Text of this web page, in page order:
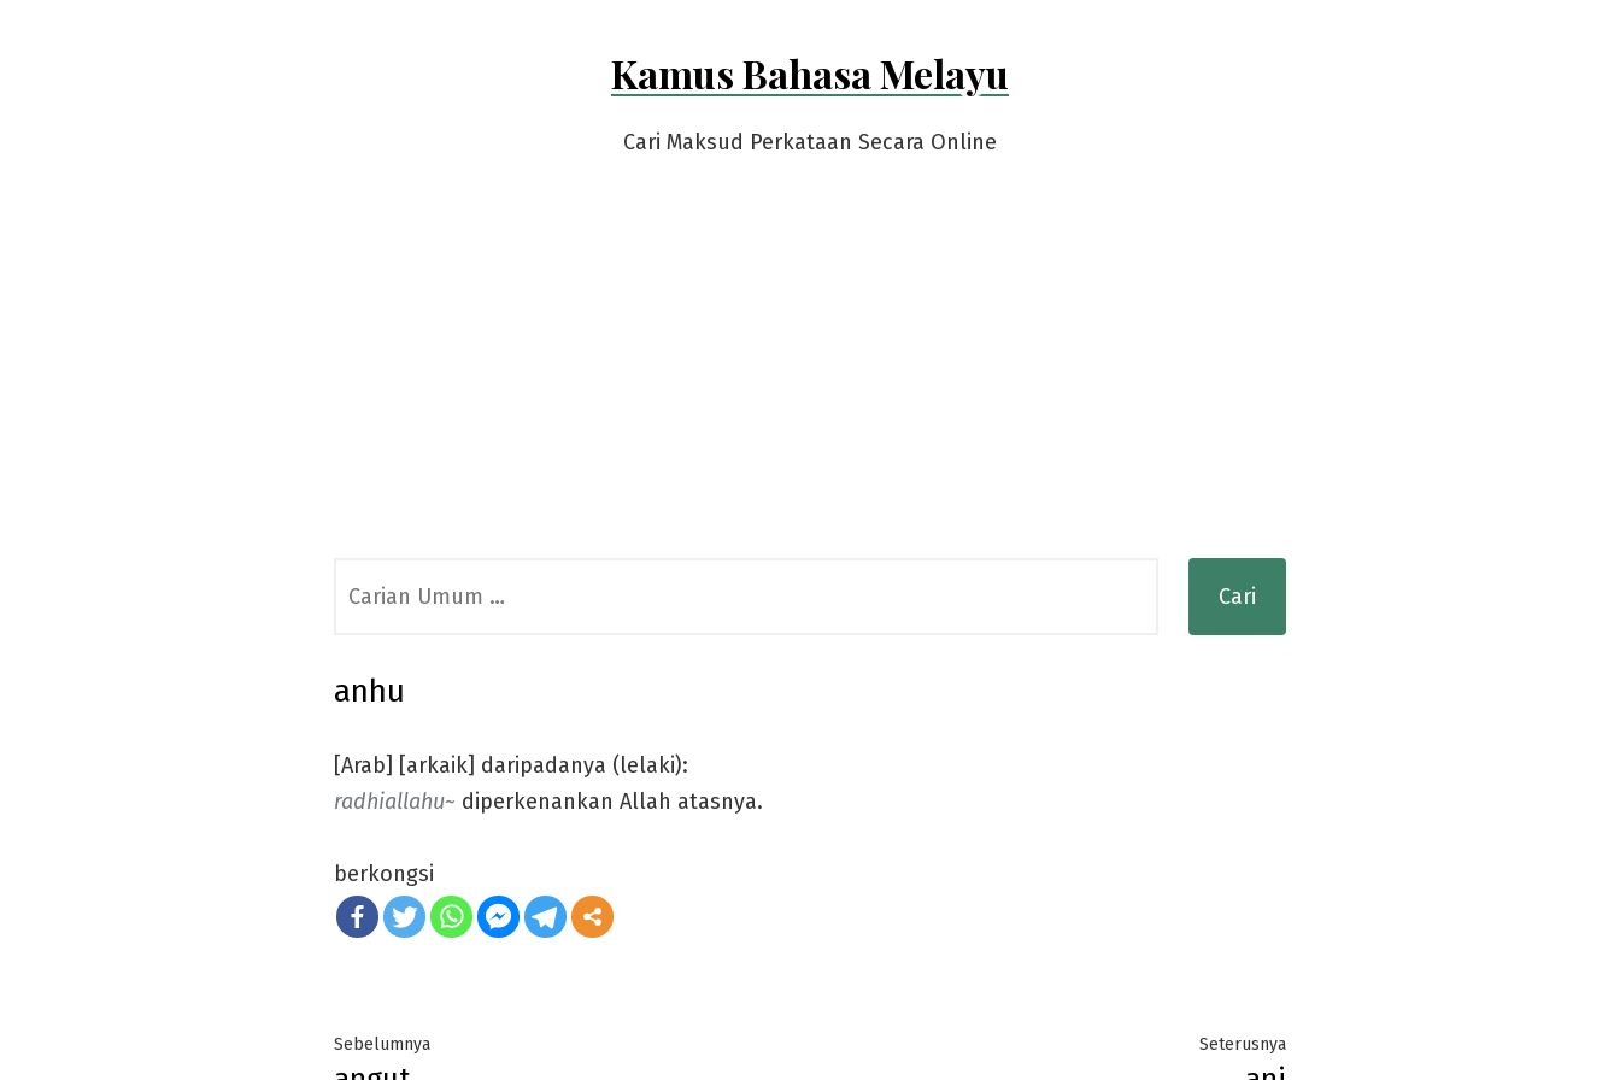
Kamus Bahasa Melayu
Cari Maksud Perkataan Secara Online
for:
anhu
[Arab] [arkaik] daripadanya (lelaki):
radhiallahu~ diperkenankan Allah atasnya.
berkongsi
Post
SebelumnyaPrevious
SeterusnyaNext